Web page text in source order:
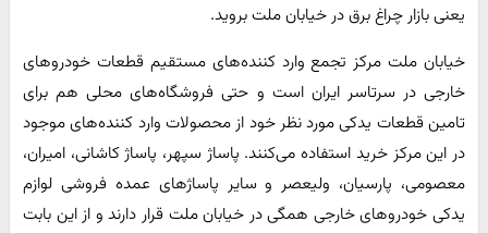
یعنی بازار چراغ برق در خیابان ملت بروید.
خیابان ملت مرکز تجمع وارد کننده‌های مستقیم قطعات خودروهای
خارجی در سرتاسر ایران است و حتی فروشگاه‌های محلی هم برای
تامین قطعات یدکی مورد نظر خود از محصولات وارد کننده‌های موجود
در این مرکز خرید استفاده می‌کنند. پاساژ سپهر، پاساژ کاشانی، امیران،
معصومی، پارسیان، ولیعصر و سایر پاساژهای عمده فروشی لوازم
یدکی خودروهای خارجی همگی در خیابان ملت قرار دارند و از این بابت